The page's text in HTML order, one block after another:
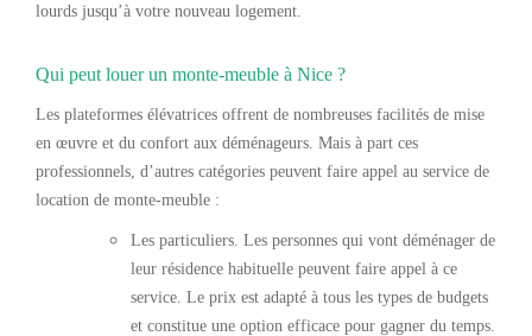
lourds jusqu’à votre nouveau logement.
Qui peut louer un monte-meuble à Nice ?
Les plateformes élévatrices offrent de nombreuses facilités de mise
en œuvre et du confort aux déménageurs. Mais à part ces
professionnels, d’autres catégories peuvent faire appel au service de
location de monte-meuble :
Les particuliers. Les personnes qui vont déménager de
leur résidence habituelle peuvent faire appel à ce
service. Le prix est adapté à tous les types de budgets
et constitue une option efficace pour gagner du temps.